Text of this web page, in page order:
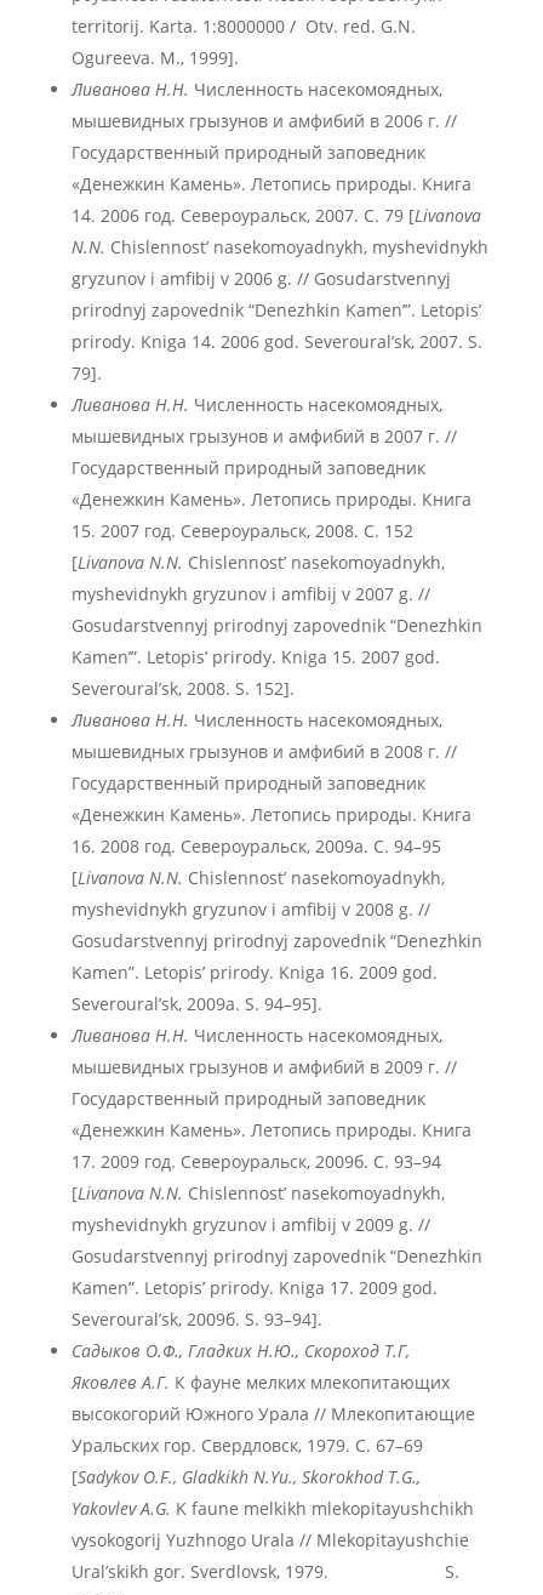
territorij. Karta. 1:8000000 / Otv. red. G.N.
Ogureeva. M., 1999].
Ливанова Н.Н. Численность насекомоядных,
мышевидных грызунов и амфибий в 2006 г. //
Государственный природный заповедник
«Денежкин Камень». Летопись природы. Книга
14. 2006 год. Североуральск, 2007. С. 79 [Livanova
N.N. Chislennost’ nasekomoyadnykh, myshevidnykh
gryzunov i amfibij v 2006 g. // Gosudarstvennyj
prirodnyj zapovednik “Denezhkin Kamen’”. Letopis’
prirody. Kniga 14. 2006 god. Severoural’sk, 2007. S.
79].
Ливанова Н.Н. Численность насекомоядных,
мышевидных грызунов и амфибий в 2007 г. //
Государственный природный заповедник
«Денежкин Камень». Летопись природы. Книга
15. 2007 год. Североуральск, 2008. С. 152
[Livanova N.N. Chislennost’ nasekomoyadnykh,
myshevidnykh gryzunov i amfibij v 2007 g. //
Gosudarstvennyj prirodnyj zapovednik “Denezhkin
Kamen’”. Letopis’ prirody. Kniga 15. 2007 god.
Severoural’sk, 2008. S. 152].
Ливанова Н.Н. Численность насекомоядных,
мышевидных грызунов и амфибий в 2008 г. //
Государственный природный заповедник
«Денежкин Камень». Летопись природы. Книга
16. 2008 год. Североуральск, 2009а. С. 94–95
[Livanova N.N. Chislennost’ nasekomoyadnykh,
myshevidnykh gryzunov i amfibij v 2008 g. //
Gosudarstvennyj prirodnyj zapovednik “Denezhkin
Kamen”. Letopis’ prirody. Kniga 16. 2009 god.
Severoural’sk, 2009a. S. 94–95].
Ливанова Н.Н. Численность насекомоядных,
мышевидных грызунов и амфибий в 2009 г. //
Государственный природный заповедник
«Денежкин Камень». Летопись природы. Книга
17. 2009 год. Североуральск, 2009б. С. 93–94
[Livanova N.N. Chislennost’ nasekomoyadnykh,
myshevidnykh gryzunov i amfibij v 2009 g. //
Gosudarstvennyj prirodnyj zapovednik “Denezhkin
Kamen”. Letopis’ prirody. Kniga 17. 2009 god.
Severoural’sk, 2009б. S. 93–94].
Садыков О.Ф., Гладких Н.Ю., Скороход Т.Г,
Яковлев А.Г. К фауне мелких млекопитающих
высокогорий Южного Урала // Млекопитающие
Уральских гор. Свердловск, 1979. С. 67–69
[Sadykov O.F., Gladkikh N.Yu., Skorokhod T.G.,
Yakovlev A.G. K faune melkikh mlekopitayushchikh
vysokogorij Yuzhnogo Urala // Mlekopitayushchie
Ural’skikh gor. Sverdlovsk, 1979. S.